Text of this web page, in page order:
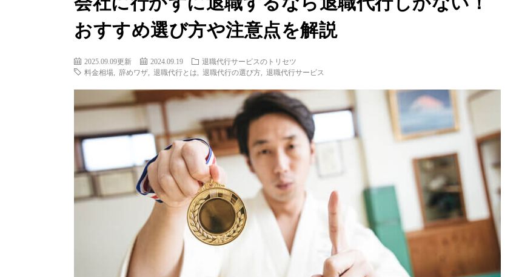
おすすめ選び方や注意点を解説
2025.09.09更新 2024.09.19
退職代行サービスのトリセツ
料金相場
辞めワザ 退職代行とは 退職代行の選び方 退職代行サービス